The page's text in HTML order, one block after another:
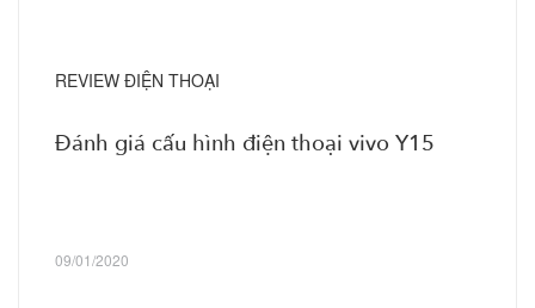
REVIEW ĐIỆN THOẠI
Đánh giá cấu hình điện thoại vivo Y15
09/01/2020